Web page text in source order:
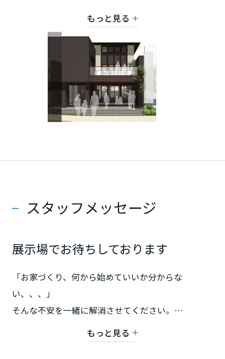
もっと見る
スタッフメッセージ
展示場でお待ちしております
「お家づくり、何から始めていいか分からな
い、、、」
そんな不安を一緒に解消させてください。
間取りや土地探し・ご予算などなど、お気軽にご相
もっと見る
鹿児島県